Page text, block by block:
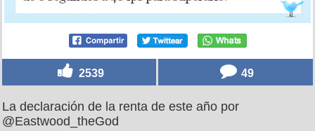
2539 49
La declaración de la renta de este año por
@Eastwood_theGod